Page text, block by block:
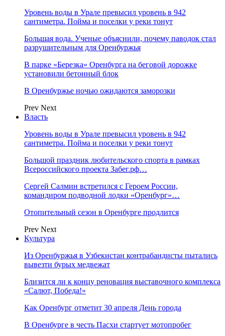
Уровень воды в Урале превысил уровень в 942
сантиметра. Пойма и поселки у реки тонут
Большая вода. Ученые объяснили, почему паводок стал
разрушительным для Оренбуржья
В парке «Березка» Оренбурга на беговой дорожке
установили бетонный блок
В Оренбуржье ночью ожидаются заморозки
Prev Next
Власть
Уровень воды в Урале превысил уровень в 942
сантиметра. Пойма и поселки у реки тонут
Большой праздник любительского спорта в рамках
Всероссийского проекта Забег.рф…
Сергей Салмин встретился с Героем России,
командиром подводной лодки «Оренбург»…
Отопительный сезон в Оренбурге продлится
Prev Next
Культура
Из Оренбуржья в Узбекистан контрабандисты пытались
вывезти бурых медвежат
Близится ли к концу реновация выставочного комплекса
«Салют, Победа!»
Как Оренбург отметит 30 апреля День города
В Оренбурге в честь Пасхи стартует мотопробег